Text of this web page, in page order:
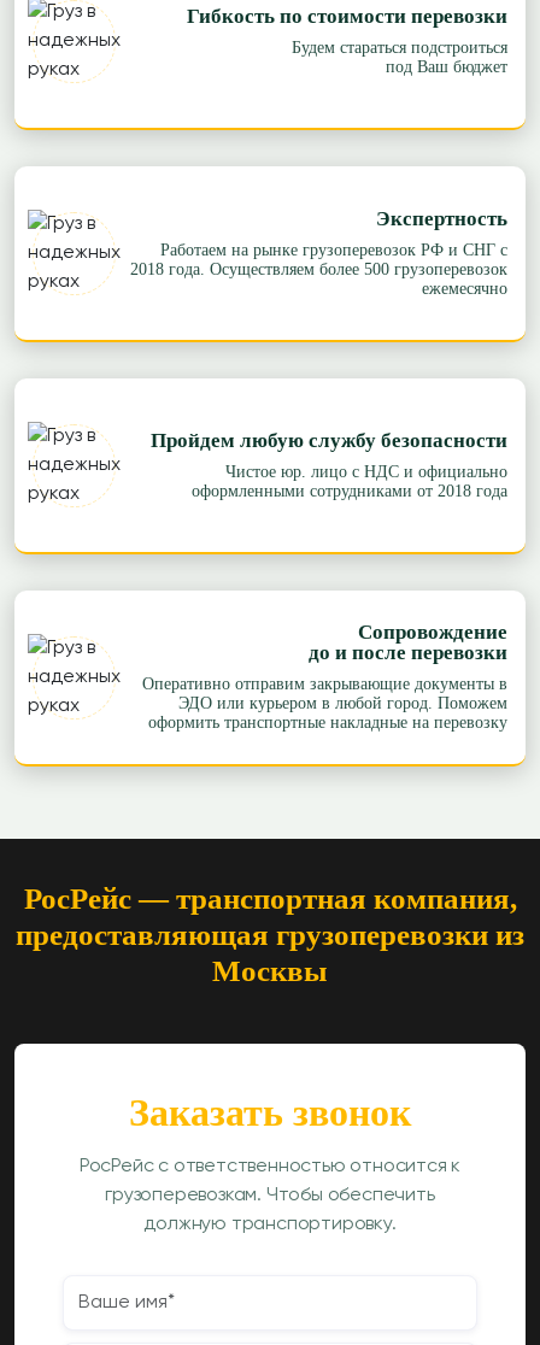
Гибкость по стоимости перевозки
Будем стараться подстроиться
под Ваш бюджет
Экспертность
Работаем на рынке грузоперевозок РФ и СНГ с
2018 года. Осуществляем более 500 грузоперевозок
ежемесячно
Пройдем любую службу безопасности
Чистое юр. лицо с НДС и официально
оформленными сотрудниками от 2018 года
Сопровождение
до и после перевозки
Оперативно отправим закрывающие документы в
ЭДО или курьером в любой город. Поможем
оформить транспортные накладные на перевозку
Заказать звонок
РосРейс с ответственностью относится к
грузоперевозкам. Чтобы обеспечить
должную транспортировку.
РосРейс — транспортная компания,
предоставляющая грузоперевозки из
Москвы